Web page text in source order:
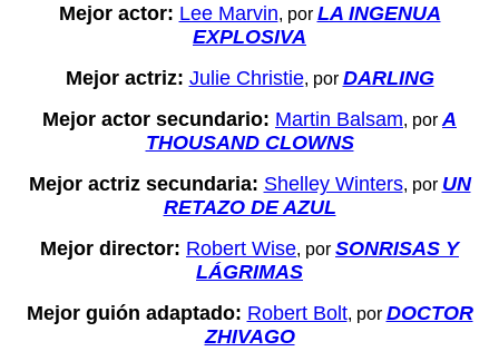
Mejor actor: Lee Marvin, por LA INGENUA
EXPLOSIVA
Mejor actriz: Julie Christie, por DARLING
Mejor actor secundario: Martin Balsam, por A
THOUSAND CLOWNS
Mejor actriz secundaria: Shelley Winters, por UN
RETAZO DE AZUL
Mejor director: Robert Wise, por SONRISAS Y
LÁGRIMAS
Mejor guión adaptado: Robert Bolt, por DOCTOR
ZHIVAGO